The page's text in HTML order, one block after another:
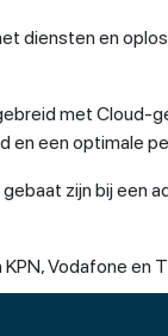
diensten en
met Cloud-
en een optimale
zijn bij
Vodafone